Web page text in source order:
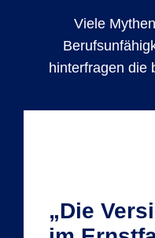
Viele
hinterfragen die
„Die